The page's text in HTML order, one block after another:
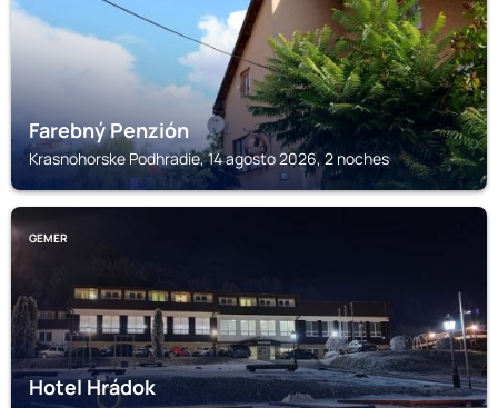
Farebný Penzión
Krasnohorske Podhradie, 14 agosto 2026, 2 noches
GEMER
Hotel Hrádok